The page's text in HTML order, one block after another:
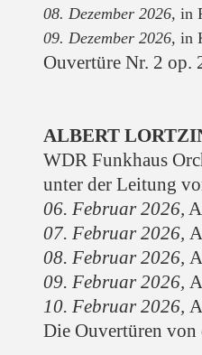
08. Dezember 2026, in
09. Dezember 2026, in
Ouvertüre Nr. 2 op.
ALBERT
WDR Funkhaus
unter der Leitung
06. Februar 2026,
07. Februar 2026,
08. Februar 2026,
09. Februar 2026,
10. Februar 2026,
Die Ouvertüren von